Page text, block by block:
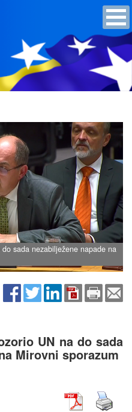
sada nezabilježene napade na
UN na do sada
Mirovni sporazum